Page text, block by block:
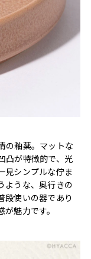
の釉薬。マットな
凸が特徴的で、光
見シンプルな佇ま
ような、奥行きの
段使いの器であり
魅力です。